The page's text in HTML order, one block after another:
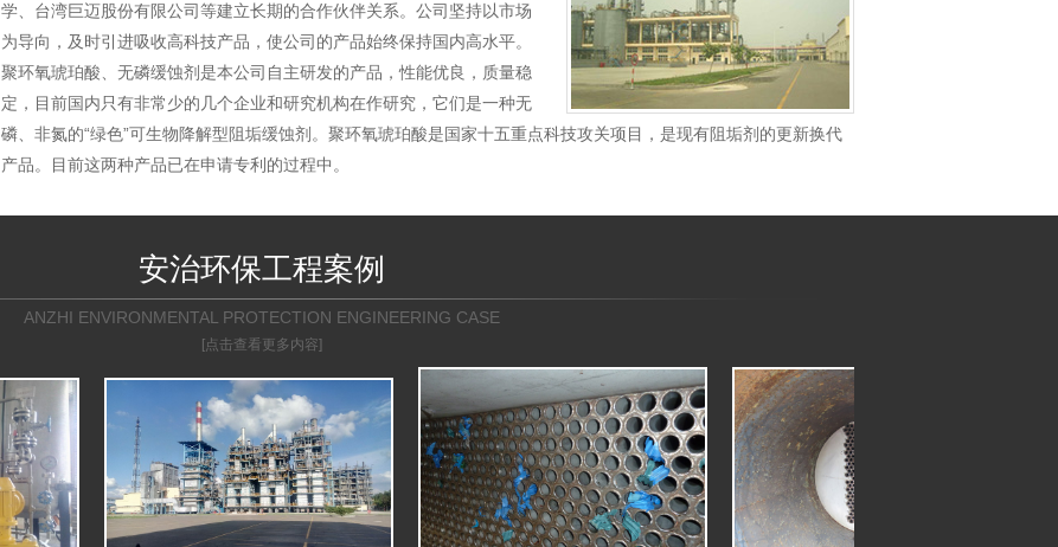
学、台湾巨迈股份有限公司等建立长期的合作伙伴关系。公司坚持以市场
为导向，及时引进吸收高科技产品，使公司的产品始终保持国内高水平。
聚环氧琥珀酸、无磷缓蚀剂是本公司自主研发的产品，性能优良，质量稳
定，目前国内只有非常少的几个企业和研究机构在作研究，它们是一种无
磷、非氮的“绿色”可生物降解型阻垢缓蚀剂。聚环氧琥珀酸是国家十五重点科技攻关项目，是现有阻垢剂的更新换代
产品。目前这两种产品已在申请专利的过程中。
安治环保工程案例
ANZHI ENVIRONMENTAL PROTECTION ENGINEERING CASE
[点击查看更多内容]